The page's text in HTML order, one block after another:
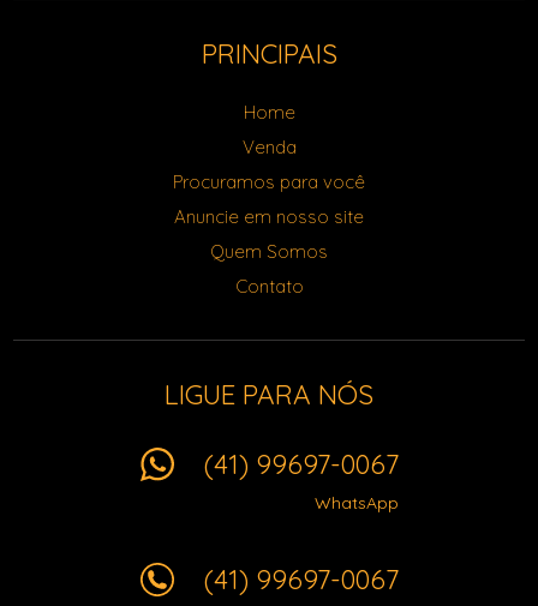
PRINCIPAIS
Home
Venda
Procuramos para você
Anuncie em nosso site
Quem Somos
Contato
LIGUE PARA NÓS
(41) 99697-0067
WhatsApp
(41) 99697-0067